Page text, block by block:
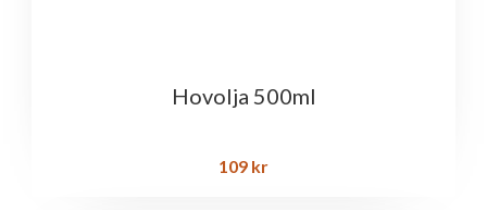
Hovolja 500ml
109 kr